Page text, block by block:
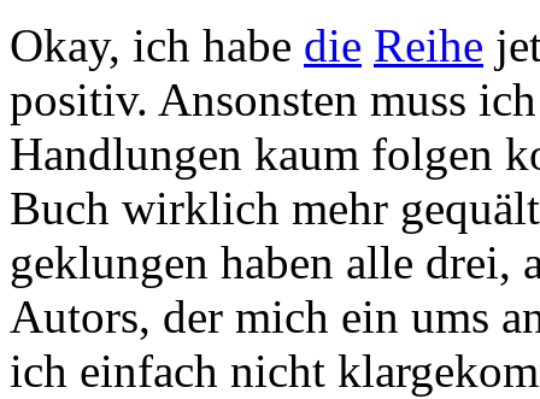
Okay, ich habe die Reihe
positiv. Ansonsten muss
Handlungen kaum folgen
Buch wirklich mehr
geklungen haben alle drei,
Autors, der mich ein ums
ich einfach nicht